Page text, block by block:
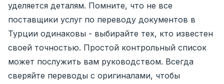
уделяется деталям. Помните, что не все
поставщики услуг по переводу документов в
Турции одинаковы - выбирайте тех, кто известен
своей точностью. Простой контрольный список
может послужить вам руководством. Всегда
сверяйте переводы с оригиналами, чтобы